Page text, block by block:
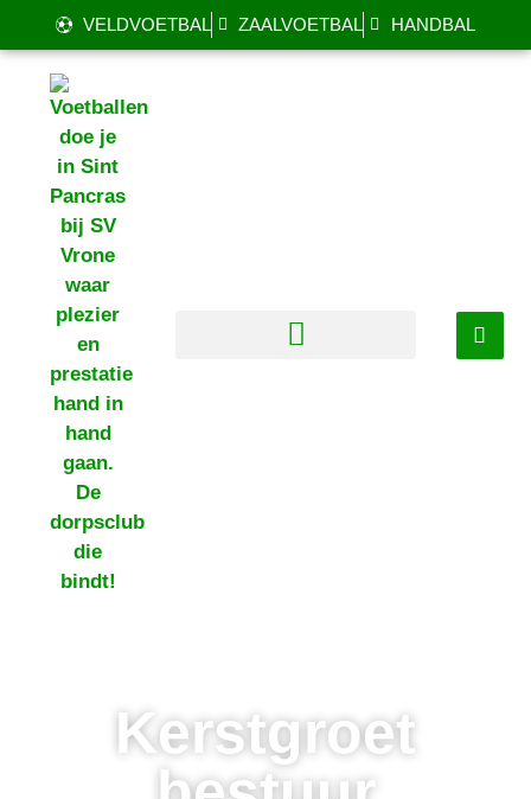
VELDVOETBAL ZAALVOETBAL HANDBAL
Kerstgroet